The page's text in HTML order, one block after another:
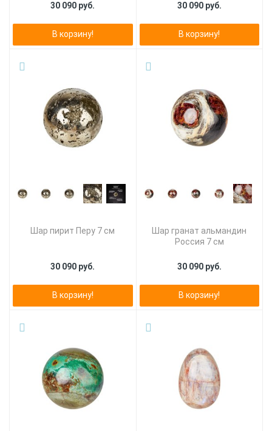
30 090 руб.
В корзину!
30 090 руб.
В корзину!
Шар пирит Перу 7 см
30 090 руб.
В корзину!
Шар гранат альмандин
Россия 7 см
30 090 руб.
В корзину!